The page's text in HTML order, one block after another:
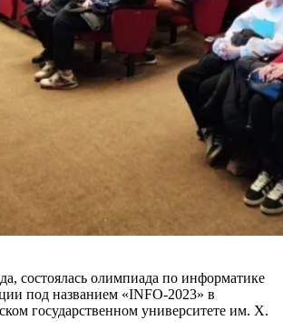
состоялась олимпиада по информатике
под названием «INFO-2023» в
государственном университете им. Х.